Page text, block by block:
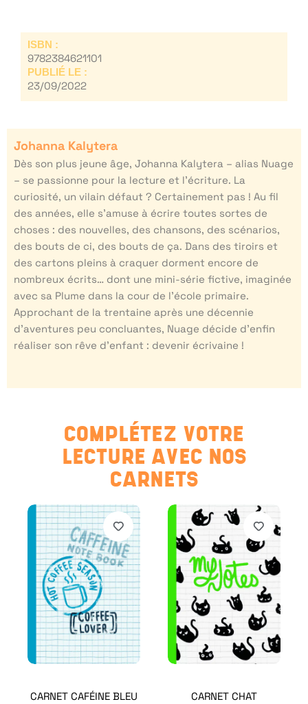
ISBN :
9782384621101
PUBLIÉ LE :
23/09/2022
Johanna Kalytera
Dès son plus jeune âge, Johanna Kalytera – alias Nuage
– se passionne pour la lecture et l’écriture. La
curiosité, un vilain défaut ? Certainement pas ! Au fil
des années, elle s’amuse à écrire toutes sortes de
choses : des nouvelles, des chansons, des scénarios,
des bouts de ci, des bouts de ça. Dans des tiroirs et
des cartons pleins à craquer dorment encore de
nombreux écrits… dont une mini-série fictive, imaginée
avec sa Plume dans la cour de l’école primaire.
Approchant de la trentaine après une décennie
d’aventures peu concluantes, Nuage décide d’enfin
réaliser son rêve d’enfant : devenir écrivaine !
COMPLÉTEZ VOTRE
LECTURE AVEC NOS
CARNETS
CARNET CAFÉINE BLEU CARNET CHAT